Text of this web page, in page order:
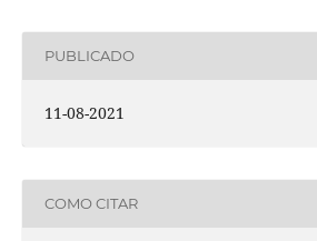
PUBLICADO
11-08-2021
COMO CITAR